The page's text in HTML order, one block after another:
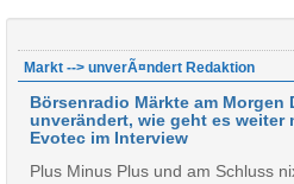
Markt --> unverÃ¤ndert Redaktion
Börsenradio Märkte am Morgen
unverändert, wie geht es weiter
Evotec im Interview
Plus Minus Plus und am Schluss